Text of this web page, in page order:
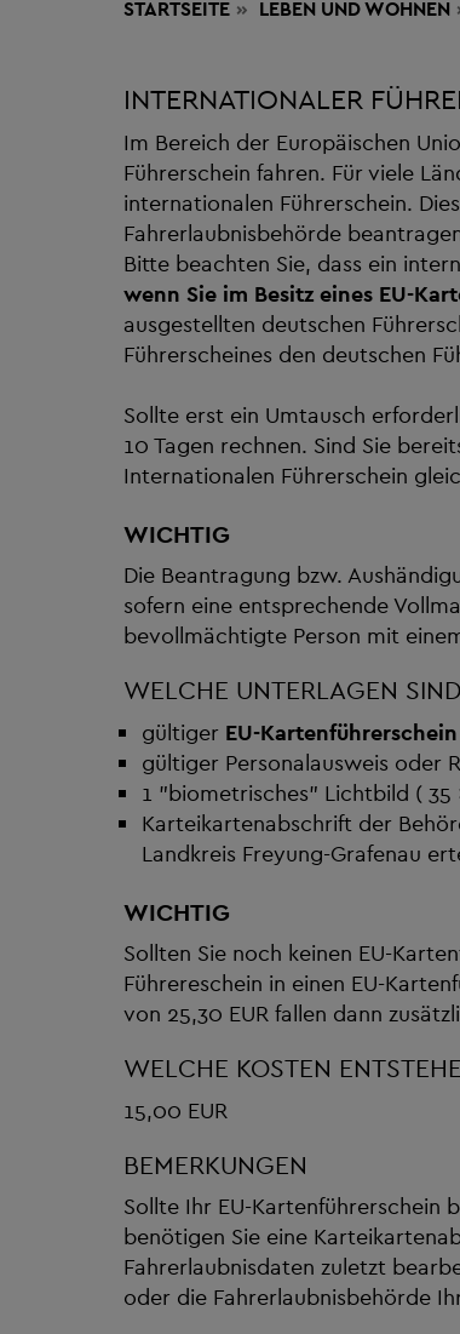
STARTSEITE LEBEN UND WOHNEN
INTERNATIONALER
Im Bereich der Europäischen
Führerschein fahren. Für viele
internationalen Führerschein.
Fahrerlaubnisbehörde
Bitte beachten Sie, dass ein
wenn Sie im Besitz eines EU-
ausgestellten deutschen
Führerscheines den deutschen
Sollte erst ein Umtausch
10 Tagen rechnen. Sind Sie
Internationalen Führerschein
WICHTIG
Die Beantragung bzw.
sofern eine entsprechende
bevollmächtigte Person mit
WELCHE UNTERLAGEN
gültiger EU-Kartenführerschein
gültiger Personalausweis oder
1 "biometrisches" Lichtbild ( 35
Karteikartenabschrift der
Landkreis Freyung-Grafenau
WICHTIG
Sollten Sie noch keinen EU-
Führereschein in einen EU-
von 25,30 EUR fallen dann
WELCHE KOSTEN
15,00 EUR
BEMERKUNGEN
Sollte Ihr EU-Kartenführerschein
benötigen Sie eine
Fahrerlaubnisdaten zuletzt
oder die Fahrerlaubnisbehörde